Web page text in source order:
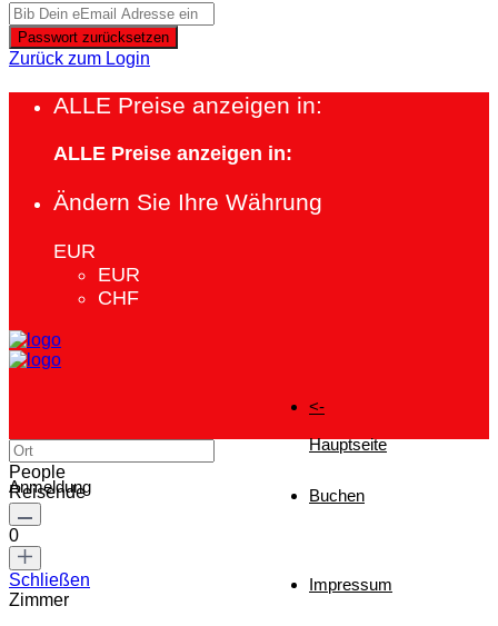
Passwort zurücksetzen
Zurück zum Login
ALLE Preise anzeigen in:
ALLE Preise anzeigen in:
Ändern Sie Ihre Währung
EUR
EUR
CHF
<-
Hauptseite
Buchen
Impressum
Anmeldung
People
Reisende
0
Schließen
Zimmer